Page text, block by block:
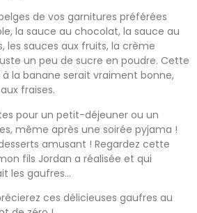
de vos garnitures préférées
la sauce au chocolat, la sauce au
les sauces aux fruits, la crème
un peu de sucre en poudre. Cette
la banane serait vraiment bonne,
fraises.
pour un petit-déjeuner ou un
même après une soirée pyjama !
amusant ! Regardez cette
fils Jordan a réalisée et qui
les gaufres…
ces délicieuses gaufres au